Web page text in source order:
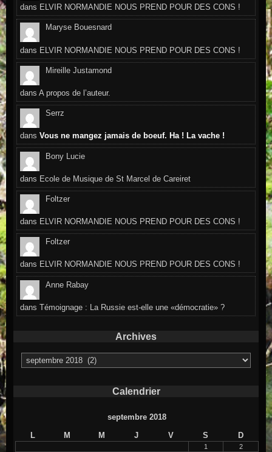
dans ELVIR NORMANDIE NOUS PREND POUR DES CONS !
Maryse Bouesnard
dans ELVIR NORMANDIE NOUS PREND POUR DES CONS !
Mireille Justamond
dansA propos de l’auteur.
Serrz
dansVous ne mangez jamais de boeuf. Ha ! La vache !
Bony Lucie
dans Ecole de Musique de St Marcel de Careiret
Foltzer
dans ELVIR NORMANDIE NOUS PREND POUR DES CONS !
Foltzer
dans ELVIR NORMANDIE NOUS PREND POUR DES CONS !
Anne Rabay
dansTémoignage : La Russie est-elle une «démocratie» ?
Archives
Archives
Calendrier
septembre 2018
L
M M J V S D
1
2